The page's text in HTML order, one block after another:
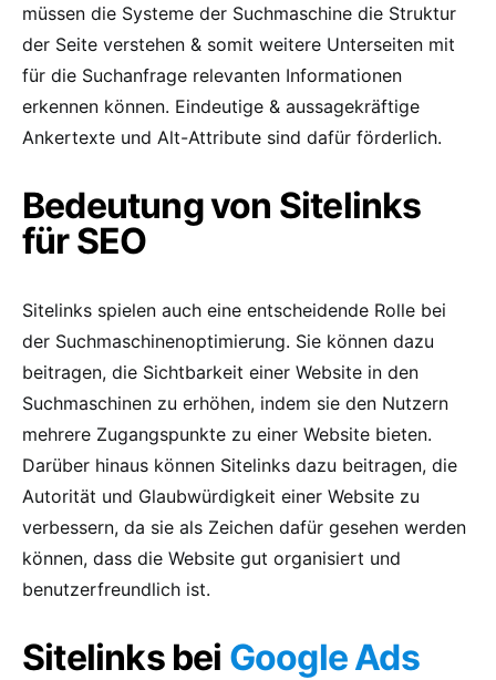
müssen die Systeme der Suchmaschine die Struktur
der Seite verstehen & somit weitere Unterseiten mit
für die Suchanfrage relevanten Informationen
erkennen können. Eindeutige & aussagekräftige
Ankertexte und Alt-Attribute sind dafür förderlich.
Bedeutung von Sitelinks
für SEO
Sitelinks spielen auch eine entscheidende Rolle bei
der Suchmaschinenoptimierung. Sie können dazu
beitragen, die Sichtbarkeit einer Website in den
Suchmaschinen zu erhöhen, indem sie den Nutzern
mehrere Zugangspunkte zu einer Website bieten.
Darüber hinaus können Sitelinks dazu beitragen, die
Autorität und Glaubwürdigkeit einer Website zu
verbessern, da sie als Zeichen dafür gesehen werden
können, dass die Website gut organisiert und
benutzerfreundlich ist.
Sitelinks bei Google Ads